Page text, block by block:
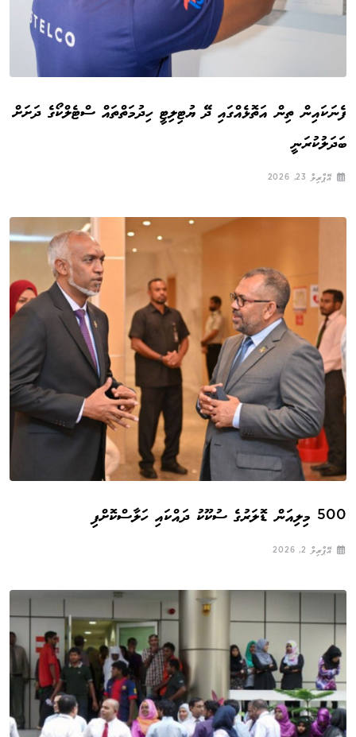
ފެނަކައިން ތިން އަތޮޅެއްގައި ދޭ ޔުޓިލިޓީ ހިދުމަތްތައް ސްޓެލްކޯގެ ދަށަށް
ބަދަލުކުރަނީ
އޭޕްރިލް 23, 2026
500 މިލިއަން ޑޮލަރުގެ ސުކޫކު ދައްކައި ހަލާސްކޮށްފި
އޭޕްރިލް 2, 2026